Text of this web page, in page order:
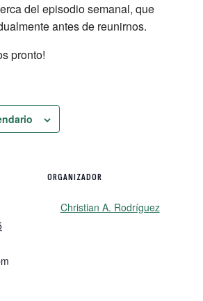
del episodio semanal, que
antes de reunirnos.
pronto!
ORGANIZADOR
Christian A. Rodríguez